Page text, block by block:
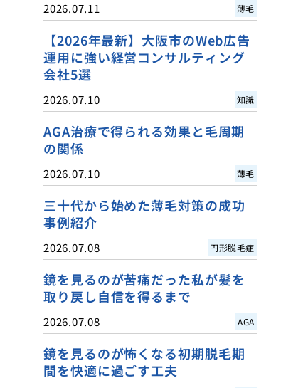
2026.07.11 薄毛
【2026年最新】大阪市のWeb広告
運用に強い経営コンサルティング
会社5選
2026.07.10 知識
AGA治療で得られる効果と毛周期
の関係
2026.07.10 薄毛
三十代から始めた薄毛対策の成功
事例紹介
2026.07.08 円形脱毛症
鏡を見るのが苦痛だった私が髪を
取り戻し自信を得るまで
2026.07.08 AGA
鏡を見るのが怖くなる初期脱毛期
間を快適に過ごす工夫